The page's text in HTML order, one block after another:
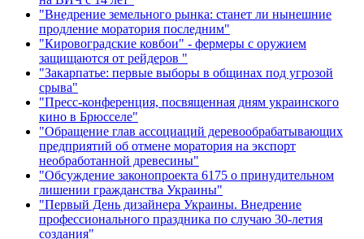
"Внедрение земельного рынка: станет ли нынешние
продление моратория последним"
"Кировоградские ковбои" - фермеры с оружием
защищаются от рейдеров "
"Закарпатье: первые выборы в общинах под угрозой
срыва"
"Пресс-конференция, посвященная дням украинского
кино в Брюсселе"
"Обращение глав ассоциаций деревообрабатывающих
предприятий об отмене моратория на экспорт
необработанной древесины"
"Обсуждение законопроекта 6175 о принудительном
лишении гражданства Украины"
"Первый День дизайнера Украины. Внедрение
профессионального праздника по случаю 30-летия
создания"